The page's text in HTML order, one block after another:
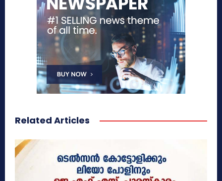
Related Articles